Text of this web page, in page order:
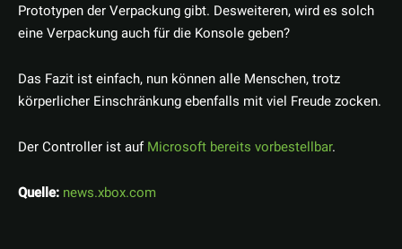
Prototypen der Verpackung gibt. Desweiteren, wird es solch
eine Verpackung auch für die Konsole geben?
Das Fazit ist einfach, nun können alle Menschen, trotz
körperlicher Einschränkung ebenfalls mit viel Freude zocken.
Der Controller ist aufMicrosoft bereits vorbestellbar.
Quelle: news.xbox.com